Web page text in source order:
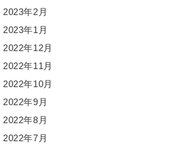
2023年2月
2023年1月
2022年12月
2022年11月
2022年10月
2022年9月
2022年8月
2022年7月